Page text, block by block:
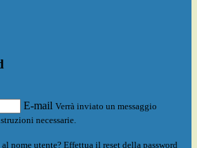
E-mail Verrà inviato un messaggio
necessarie.
nome utente? Effettua il reset della password